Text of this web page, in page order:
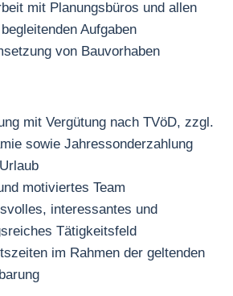
mit Planungsbüros und allen
Aufgaben
von Bauvorhaben
mit Vergütung nach TVöD, zzgl.
sowie Jahressonderzahlung
motiviertes Team
interessantes und
Tätigkeitsfeld
im Rahmen der geltenden